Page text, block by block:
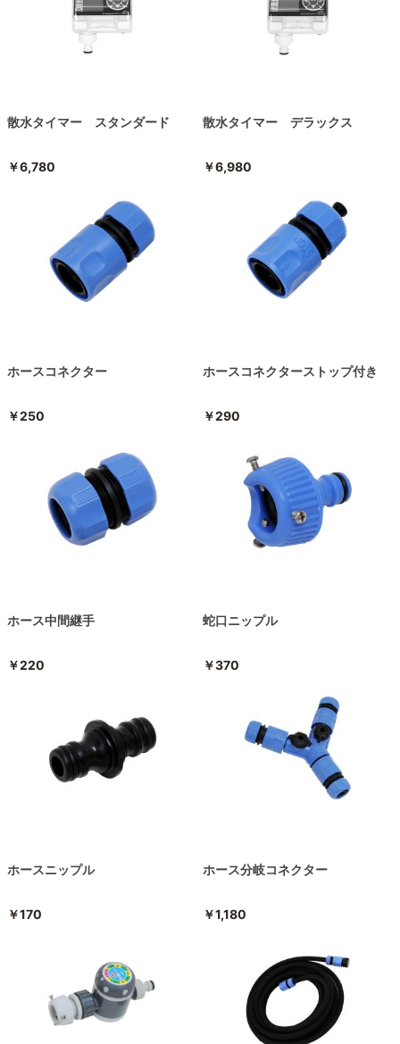
散水タイマー スタンダード
￥6,780
散水タイマー デラックス
￥6,980
ホースコネクター
￥250
ホースコネクターストップ付き
￥290
ホース中間継手
￥220
蛇口ニップル
￥370
ホースニップル
￥170
ホース分岐コネクター
￥1,180